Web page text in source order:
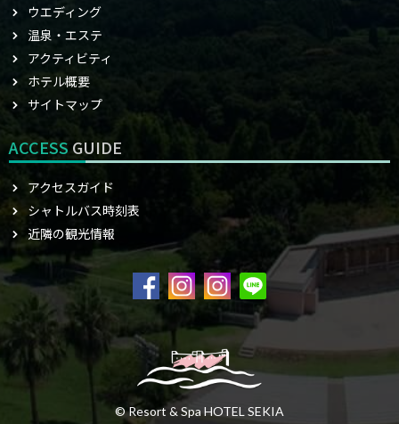
ウエディング
温泉・エステ
アクティビティ
ホテル概要
サイトマップ
ACCESS GUIDE
アクセスガイド
シャトルバス時刻表
近隣の観光情報
© Resort & Spa HOTEL SEKIA